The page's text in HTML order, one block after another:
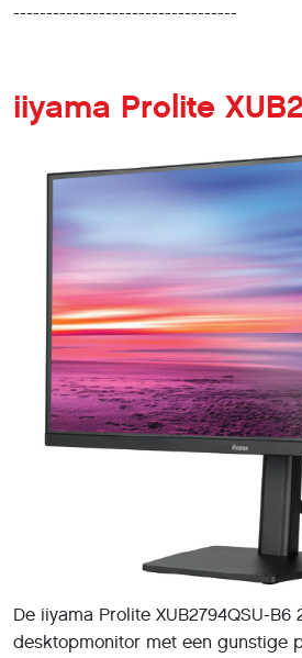
----------------------------------
iiyama Prolite
De iiyama Prolite XUB2794QSU-
desktopmonitor met een gunstige